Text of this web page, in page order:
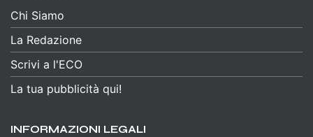
Chi Siamo
La Redazione
Scrivi a l'ECO
La tua pubblicità qui!
INFORMAZIONI LEGALI